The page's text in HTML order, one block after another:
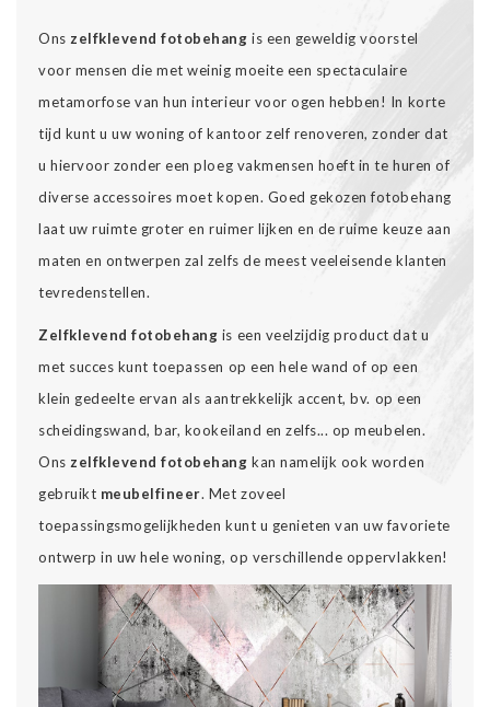
Ons zelfklevend fotobehang is een geweldig voorstel
voor mensen die met weinig moeite een spectaculaire
metamorfose van hun interieur voor ogen hebben! In korte
tijd kunt u uw woning of kantoor zelf renoveren, zonder dat
u hiervoor zonder een ploeg vakmensen hoeft in te huren of
diverse accessoires moet kopen. Goed gekozen fotobehang
laat uw ruimte groter en ruimer lijken en de ruime keuze aan
maten en ontwerpen zal zelfs de meest veeleisende klanten
tevredenstellen.
Zelfklevend fotobehang is een veelzijdig product dat u
met succes kunt toepassen op een hele wand of op een
klein gedeelte ervan als aantrekkelijk accent, bv. op een
scheidingswand, bar, kookeiland en zelfs... op meubelen.
Ons zelfklevend fotobehang kan namelijk ook worden
gebruikt meubelfineer. Met zoveel
toepassingsmogelijkheden kunt u genieten van uw favoriete
ontwerp in uw hele woning, op verschillende oppervlakken!